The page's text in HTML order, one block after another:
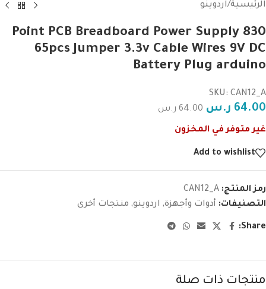
الرئيسية/اردوينو
830 Point PCB Breadboard Power Supply
65pcs Jumper 3.3v Cable Wires 9V DC
Battery Plug arduino
SKU: CAN12_A
64.00 ر.س 64.00 ر.س
غير متوفر في المخزون
Add to wishlist
رمز المنتج: CAN12_A
التصنيفات: أدوات وأجهزة, اردوينو, منتجات أخرى
Share:
منتجات ذات صلة